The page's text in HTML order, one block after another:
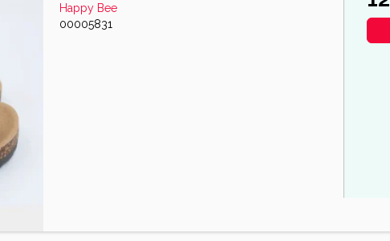
Happy Bee
00005831